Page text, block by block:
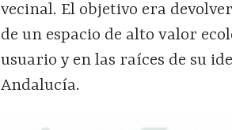
vecinal. El objetivo era
de un espacio de alto valor
usuario y en las raíces de su
Andalucía.